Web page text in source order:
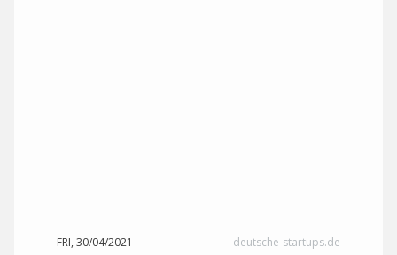
FRI, 30/04/2021 deutsche-startups.de